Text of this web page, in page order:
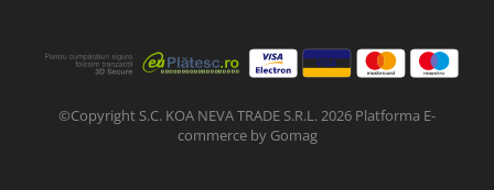
©Copyright S.C. KOA NEVA TRADE S.R.L. 2026 Platforma E-
commerce by Gomag